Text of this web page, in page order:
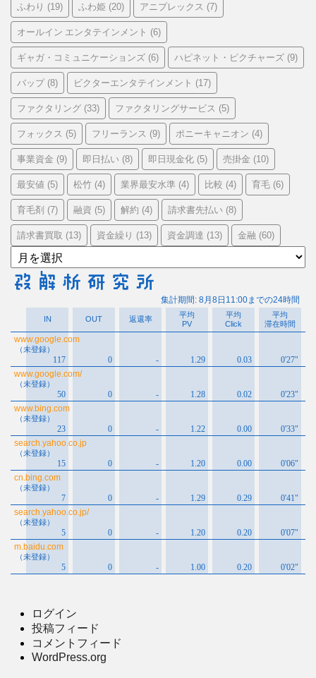
ふわり (19) ふわ姫 (20) アニプレックス (7)
オールイン エンタテインメント (6)
ギャガ・コミュニケーションズ (6) ハピネット・ピクチャーズ (9)
バップ(8) ビクターエンタテインメント (17)
ファクタリング (33) ファクタリングサービス (5)
フォックス (5) フリーランス (9) ポニーキャニオン (4)
事業資金 (9) 即日払い (8) 即日現金化 (5) 売掛金 (10)
最安値 (5) 松竹 (4) 業界最安水準 (4) 比較 (4) 育毛 (6)
育毛剤 (7) 融資 (5) 解約 (4) 請求書先払い (8)
請求書買取 (13) 資金繰り (13) 資金調達 (13) 金融 (60)
ア
ー
カ
ログイン
投稿フィード
コメントフィード
WordPress.org